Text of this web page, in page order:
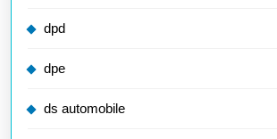
dpd
dpe
ds automobile